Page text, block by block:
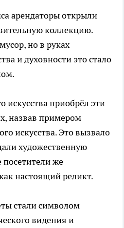
арендаторы открыли
коллекцию.
но в руках
и духовности это стало
искусства приобрёл эти
назвав примером
искусства. Это вызвало
художественную
посетители же
настоящий реликт.
стали символом
видения и